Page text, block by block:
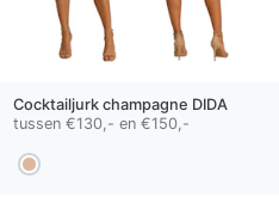
Cocktailjurk champagne DIDA
tussen €130,- en €150,-